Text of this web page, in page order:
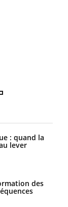
: quand la
lever
des